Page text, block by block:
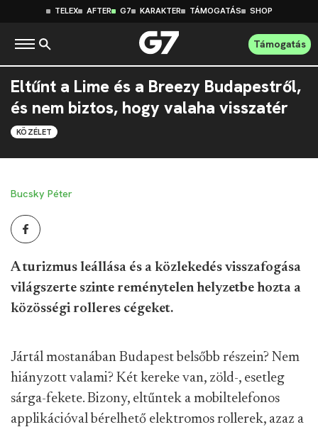
TELEX AFTER G7 KARAKTER TÁMOGATÁS SHOP
Támogatás
Eltűnt a Lime és a Breezy Budapestről,
és nem biztos, hogy valaha visszatér
KÖZÉLET
Bucsky Péter
A turizmus leállása és a közlekedés visszafogása
világszerte szinte reménytelen helyzetbe hozta a
közösségi rolleres cégeket.
Jártál mostanában Budapest belsőbb részein? Nem
hiányzott valami? Két kereke van, zöld-, esetleg
sárga-fekete. Bizony, eltűntek a mobiltelefonos
applikációval bérelhető elektromos rollerek, azaz a